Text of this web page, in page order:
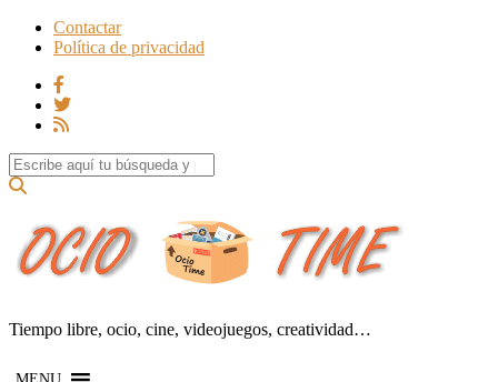
Contactar
Política de privacidad
Search for:
Tiempo libre, ocio, cine, videojuegos, creatividad…